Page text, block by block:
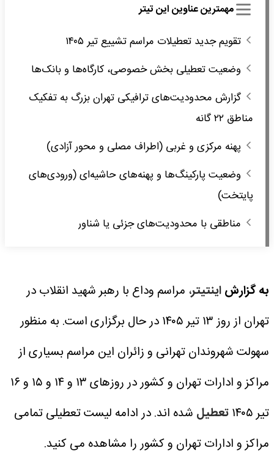
مهمترین عناوین این تیتر
تقویم جدید تعطیلات مراسم تشییع تیر ۱۴۰۵
وضعیت تعطیلی بخش خصوصی، کارگاه‌ها و بانک‌ها
گزارش محدودیت‌های ترافیکی تهران بزرگ به تفکیک
مناطق ۲۲ گانه
پهنه مرکزی و غربی (اطراف مصلی و محور آزادی)
وضعیت پارکینگ‌ها و پهنه‌های حاشیه‌ای (ورودی‌های
پایتخت)
مناطقی با محدودیت‌های جزئی یا شناور
به گزارشاینتیتر، مراسم وداع با رهبر شهید انقلاب در
تهران از روز ۱۳ تیر ۱۴۰۵ در حال برگزاری است. به منظور
سهولت شهروندان تهرانی و زائران این مراسم بسیاری از
مراکز و ادارات تهران و کشور در روزهای ۱۳ و ۱۴ و ۱۵ و ۱۶
تیر ۱۴۰۵
تعطیل شده اند. در ادامه لیست تعطیلی تمامی
مراکز و ادارات تهران و کشور را مشاهده می کنید.